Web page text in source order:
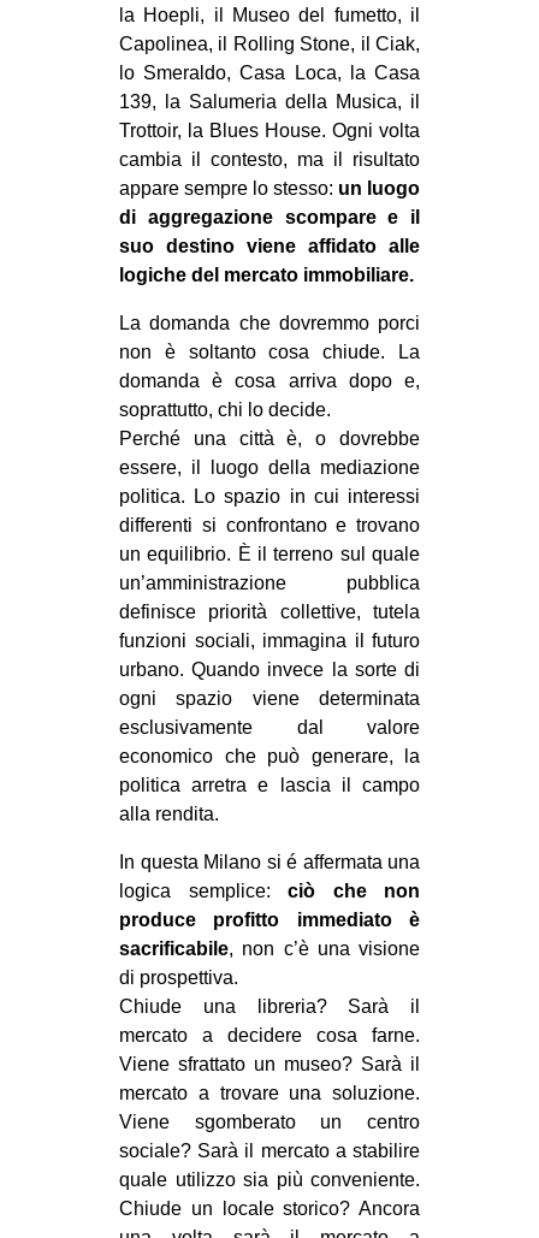
ARTE
CINEMA
MANIFESTI
RECENSIONI
INTERNAZIONALE
AFRICA
AMERICHE
ESTREMO ORIENTE
EUROPA
MEDIO ORIENTE
MONDO
EVENTI
in
Fb
tw
bsky
SEARCH
la Hoepli, il Museo del fumetto, il
Capolinea, il Rolling Stone, il Ciak,
lo Smeraldo, Casa Loca, la Casa
139, la Salumeria della Musica, il
Trottoir, la Blues House. Ogni volta
cambia il contesto, ma il risultato
appare sempre lo stesso: un luogo
di aggregazione scompare e il
suo destino viene affidato alle
logiche del mercato immobiliare.
La domanda che dovremmo porci
non è soltanto cosa chiude. La
domanda è cosa arriva dopo e,
soprattutto, chi lo decide.
Perché una città è, o dovrebbe
essere, il luogo della mediazione
politica. Lo spazio in cui interessi
differenti si confrontano e trovano
un equilibrio. È il terreno sul quale
un’amministrazione pubblica
definisce priorità collettive, tutela
funzioni sociali, immagina il futuro
urbano. Quando invece la sorte di
ogni spazio viene determinata
esclusivamente dal valore
economico che può generare, la
politica arretra e lascia il campo
alla rendita.
In questa Milano si é affermata una
logica semplice: ciò che non
produce profitto immediato è
sacrificabile, non c’è una visione
di prospettiva.
Chiude una libreria? Sarà il
mercato a decidere cosa farne.
Viene sfrattato un museo? Sarà il
mercato a trovare una soluzione.
Viene sgomberato un centro
sociale? Sarà il mercato a stabilire
quale utilizzo sia più conveniente.
Chiude un locale storico? Ancora